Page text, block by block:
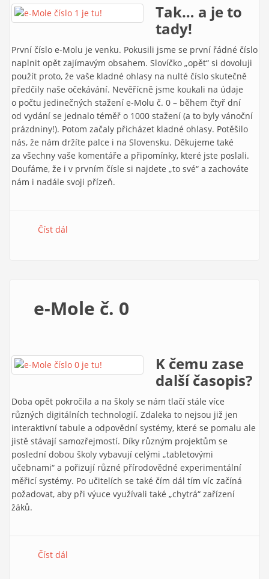
Tak… a je to
tady!
První číslo e-Molu je venku. Pokusili jsme se první řádné číslo
naplnit opět zajímavým obsahem. Slovíčko „opět“ si dovoluji
použít proto, že vaše kladné ohlasy na nulté číslo skutečně
předčily naše očekávání. Nevěřícně jsme koukali na údaje
o počtu jedinečných stažení e-Molu č. 0 – během čtyř dní
od vydání se jednalo téměř o 1000 stažení (a to byly vánoční
prázdniny!). Potom začaly přicházet kladné ohlasy. Potěšilo
nás, že nám držíte palce i na Slovensku. Děkujeme také
za všechny vaše komentáře a připomínky, které jste poslali.
Doufáme, že i v prvním čísle si najdete „to své“ a zachováte
nám i nadále svoji přízeň.
Číst dál
e-Mole č. 0
K čemu zase
další časopis?
Doba opět pokročila a na školy se nám tlačí stále více
různých digitálních technologií. Zdaleka to nejsou již jen
interaktivní tabule a odpovědní systémy, které se pomalu ale
jistě stávají samozřejmostí. Díky různým projektům se
poslední dobou školy vybavují celými „tabletovými
učebnami“ a pořizují různé přírodovědné experimentální
měřicí systémy. Po učitelích se také čím dál tím víc začíná
požadovat, aby při výuce využívali také „chytrá“ zařízení
žáků.
Číst dál